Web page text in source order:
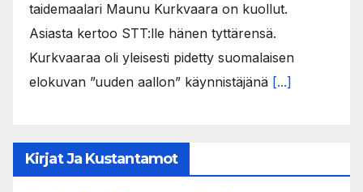
taidemaalari Maunu Kurkvaara on kuollut.
Asiasta kertoo STT:lle hänen tyttärensä.
Kurkvaaraa oli yleisesti pidetty suomalaisen
elokuvan ”uuden aallon” käynnistäjänä [...]
Kirjat Ja Kustantamot